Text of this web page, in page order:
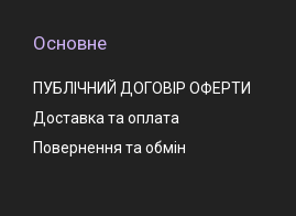
Основне
ПУБЛІЧНИЙ ДОГОВІР ОФЕРТИ
Доставка та оплата
Повернення та обмін